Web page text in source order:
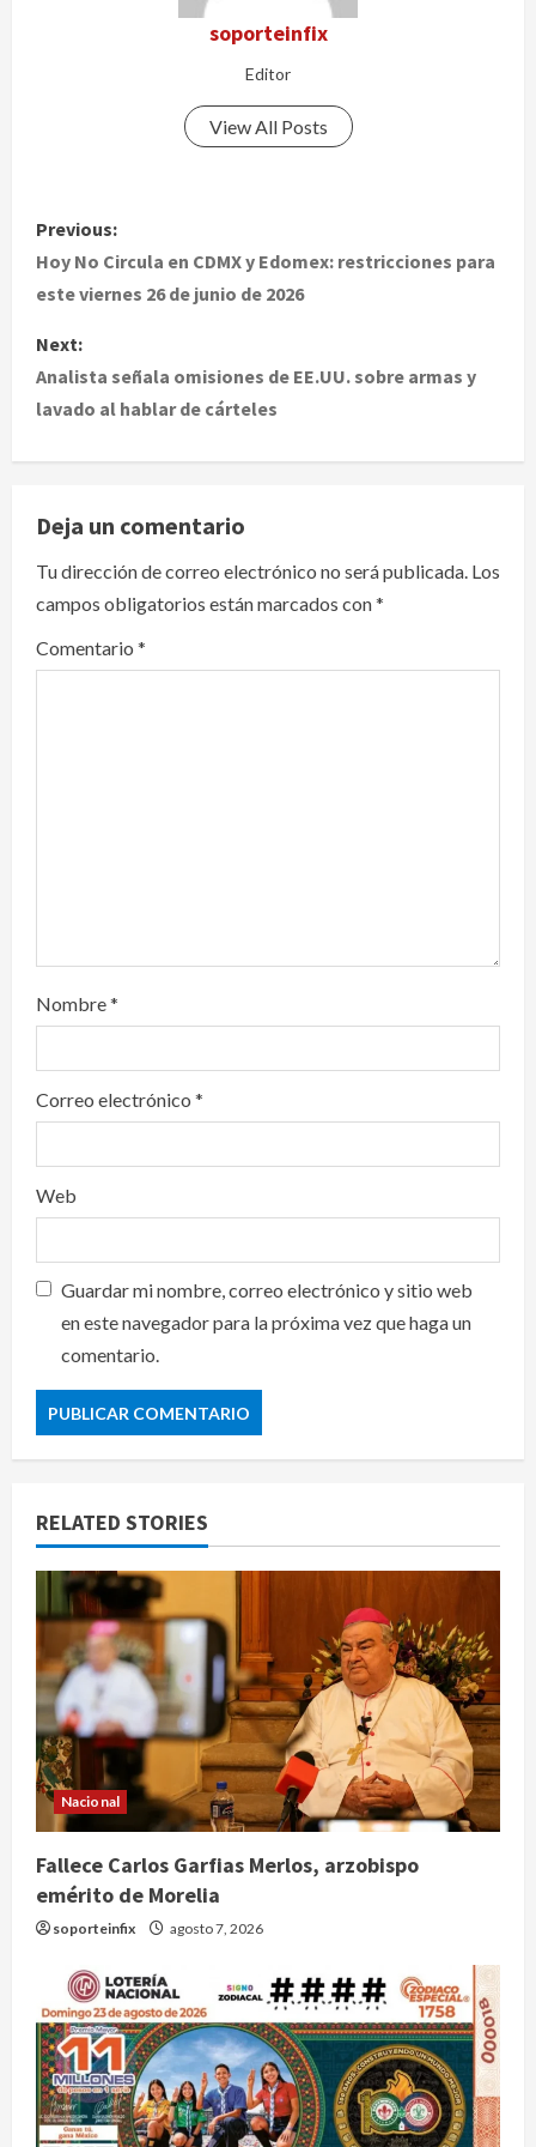
soporteinfix
Editor
View All Posts
P
o
t
n
a
v
i
g
a
Previous:
Hoy No Circula en CDMX y Edomex: restricciones para
este viernes 26 de junio de 2026
Next:
Analista señala omisiones de EE.UU. sobre armas y
lavado al hablar de cárteles
Deja un comentario
Tu dirección de correo electrónico no será publicada. Los
campos obligatorios están marcados con*
Comentario *
Nombre*
Correo electrónico *
Web
Guardar mi nombre, correo electrónico y sitio web
en este navegador para la próxima vez que haga un
comentario.
RELATED STORIES
Nacional
Fallece Carlos Garfias Merlos, arzobispo
emérito de Morelia
soporteinfix agosto 7, 2026